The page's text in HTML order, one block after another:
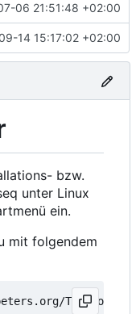
06 21:51:48 +02:00
14 15:17:02 +02:00
bzw.
unter Linux
ein.
mit folgendem
Tim/